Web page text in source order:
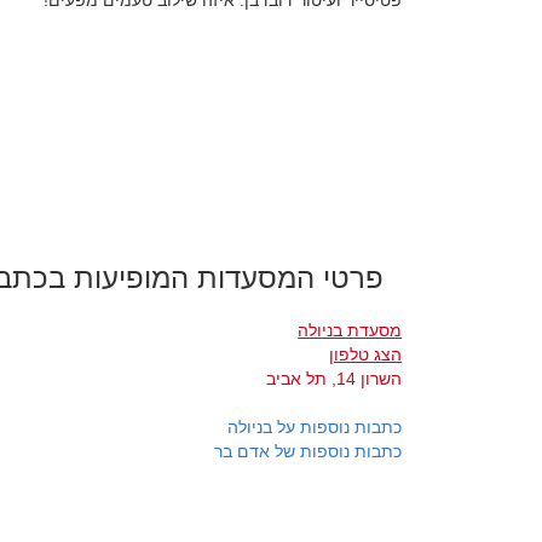
פרטי המסעדות המופיעות
מסעדת בניולה
הצג טלפון
השרון 14, תל אביב
כתבות נוספות על בניולה
כתבות נוספות של אדם בר